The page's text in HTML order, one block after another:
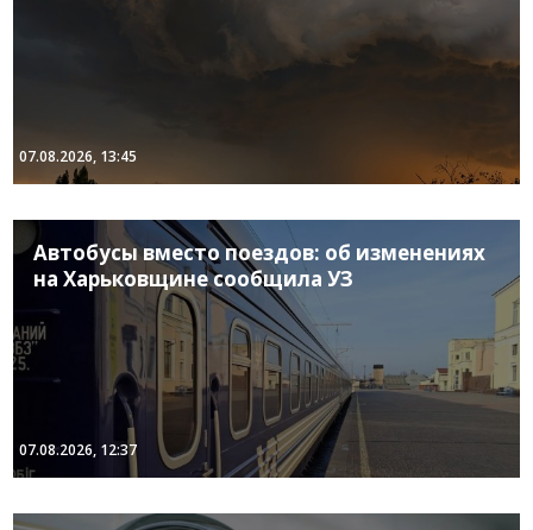
07.08.2026, 13:45
Автобусы вместо поездов: об изменениях
на Харьковщине сообщила УЗ
07.08.2026, 12:37